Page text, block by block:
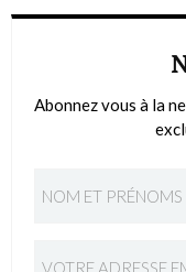
Abonnez vous à la